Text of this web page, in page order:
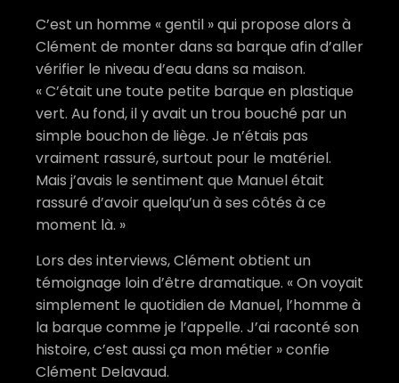
C’est un homme « gentil » qui propose alors à
Clément de monter dans sa barque afin d’aller
vérifier le niveau d’eau dans sa maison.
« C’était une toute petite barque en plastique
vert. Au fond, il y avait un trou bouché par un
simple bouchon de liège. Je n’étais pas
vraiment rassuré, surtout pour le matériel.
Mais j’avais le sentiment que Manuel était
rassuré d’avoir quelqu’un à ses côtés à ce
moment là. »
Lors des interviews, Clément obtient un
témoignage loin d’être dramatique. « On voyait
simplement le quotidien de Manuel, l’homme à
la barque comme je l’appelle. J’ai raconté son
histoire, c’est aussi ça mon métier » confie
Clément Delavaud.